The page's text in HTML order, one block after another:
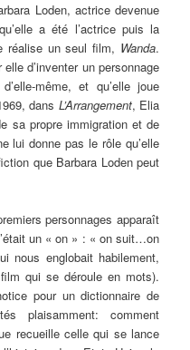
Loden, actrice devenue
a été l’actrice puis la
réalise un seul film, Wanda.
d’inventer un personnage
même, et qu’elle joue
dans L’Arrangement, Elia
sa propre immigration et de
lui donne pas le rôle qu’elle
que Barbara Loden peut
personnages apparaît
un « on » : « on suit…on
nous englobait habilement,
qui se déroule en mots).
pour un dictionnaire de
plaisamment: comment
recueille celle qui se lance